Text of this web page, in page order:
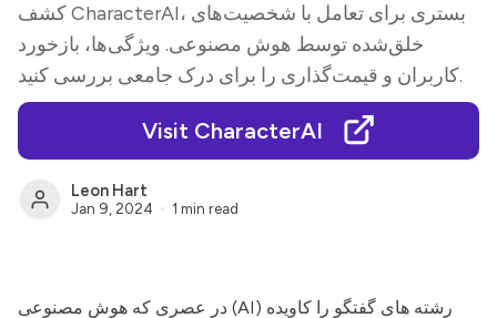
کشف CharacterAI، بستری برای تعامل با شخصیت‌های
خلق‌شده توسط هوش مصنوعی. ویژگی‌ها، بازخورد
کاربران و قیمت‌گذاری را برای درک جامعی بررسی کنید.
Visit CharacterAI
Leon Hart
Jan 9, 2024 1 min read
در عصری که هوش مصنوعی (AI) رشته های گفتگو را کاویده